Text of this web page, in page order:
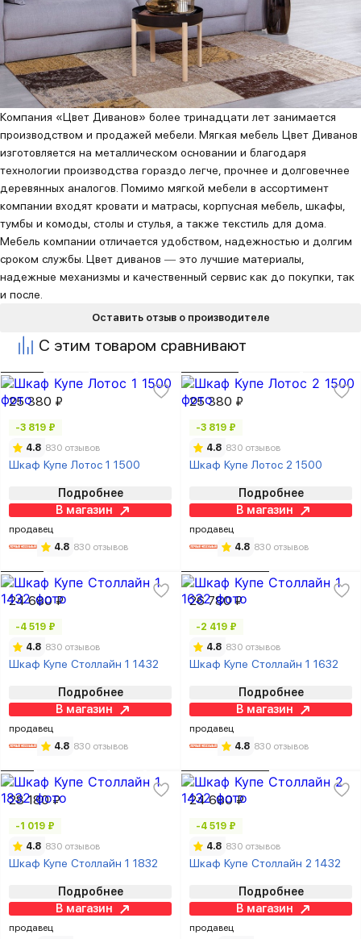
Оставить отзыв о производителе
Компания «Цвет Диванов» более тринадцати лет занимается
производством и продажей мебели. Мягкая мебель Цвет Диванов
изготовляется на металлическом основании и благодаря
технологии производства гораздо легче, прочнее и долговечнее
деревянных аналогов. Помимо мягкой мебели в ассортимент
компании входят кровати и матрасы, корпусная мебель, шкафы,
тумбы и комоды, столы и стулья, а также текстиль для дома.
Мебель компании отличается удобством, надежностью и долгим
сроком службы. Цвет диванов ― это лучшие материалы,
надежные механизмы и качественный сервис как до покупки, так
и после.
С этим товаром сравнивают
25 380 ₽
-3 819 ₽
4.8 830 отзывов
Шкаф Купе Лотос 1 1500
Подробнее
В магазин
продавец
4.8 830 отзывов
25 380 ₽
-3 819 ₽
4.8 830 отзывов
Шкаф Купе Лотос 2 1500
Подробнее
В магазин
продавец
4.8 830 отзывов
24 680 ₽
-4 519 ₽
4.8 830 отзывов
Шкаф Купе Столлайн 1 1432
Подробнее
В магазин
продавец
4.8 830 отзывов
26 780 ₽
-2 419 ₽
4.8 830 отзывов
Шкаф Купе Столлайн 1 1632
Подробнее
В магазин
продавец
4.8 830 отзывов
28 180 ₽
-1 019 ₽
4.8 830 отзывов
Шкаф Купе Столлайн 1 1832
Подробнее
В магазин
продавец
24 680 ₽
-4 519 ₽
4.8 830 отзывов
Шкаф Купе Столлайн 2 1432
Подробнее
В магазин
продавец